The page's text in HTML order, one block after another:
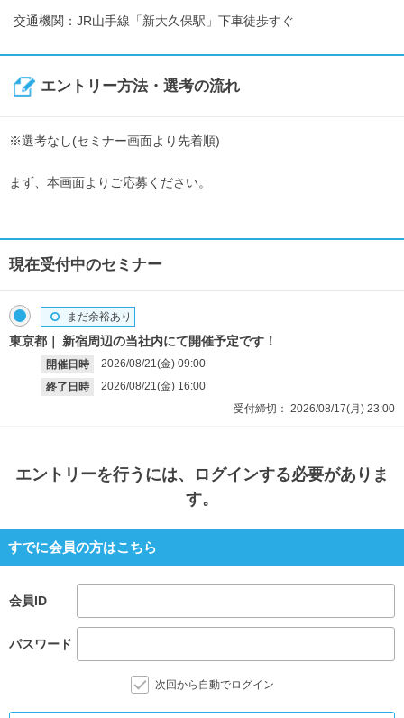
交通機関：JR山手線「新大久保駅」下車徒歩すぐ
エントリー方法・選考の流れ
※選考なし(セミナー画面より先着順)
まず、本画面よりご応募ください。
現在受付中のセミナー
東京都 新宿周辺の当社内にて開催予定です！
開催日時 2026/08/21(金) 09:00
終了日時
2026/08/21(金) 16:00
まだ余裕あり
受付締切： 2026/08/17(月) 23:00
エントリーを行うには、ログインする必要がありま
す。
すでに会員の方はこちら
会員ID
パスワード
次回から自動でログイン